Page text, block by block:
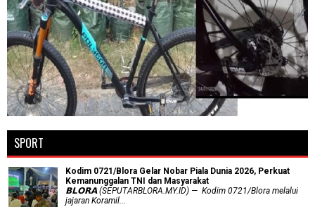
SPORT
Kodim 0721/Blora Gelar Nobar Piala Dunia 2026, Perkuat
Kemanunggalan TNI dan Masyarakat
𝗕𝗟𝗢𝗥𝗔 (SEPUTARBLORA.MY.ID) — Kodim 0721/Blora melalui
jajaran Koramil...